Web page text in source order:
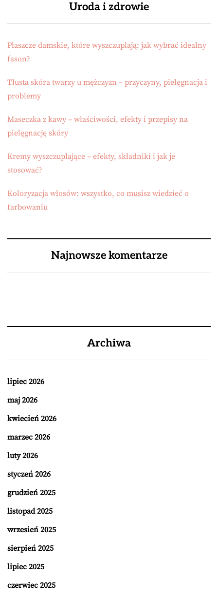
Uroda i zdrowie
Płaszcze damskie, które wyszczuplają: jak wybrać idealny
fason?
Tłusta skóra twarzy u mężczyzn – przyczyny, pielęgnacja i
problemy
Maseczka z kawy – właściwości, efekty i przepisy na
pielęgnację skóry
Kremy wyszczuplające – efekty, składniki i jak je
stosować?
Koloryzacja włosów: wszystko, co musisz wiedzieć o
farbowaniu
Najnowsze komentarze
Archiwa
lipiec 2026
maj 2026
kwiecień 2026
marzec 2026
luty 2026
styczeń 2026
grudzień 2025
listopad 2025
wrzesień 2025
sierpień 2025
lipiec 2025
czerwiec 2025